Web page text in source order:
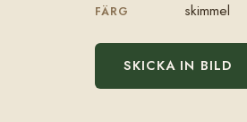
FÄRG skimmel
SKICKA IN BILD